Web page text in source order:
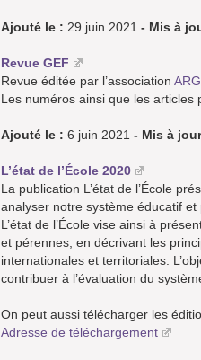
Ajouté le : 29 juin 2021 - Mis à
Revue GEF
Revue éditée par l’association
Les numéros ainsi que les articles
Ajouté le : 6 juin 2021 - Mis à
L’état de l’École 2020
La publication L’état de l’École
analyser notre système éducatif
L’état de l’École vise ainsi à
et pérennes, en décrivant les
internationales et territoriales.
contribuer à l’évaluation du
On peut aussi télécharger les
Adresse de téléchargement